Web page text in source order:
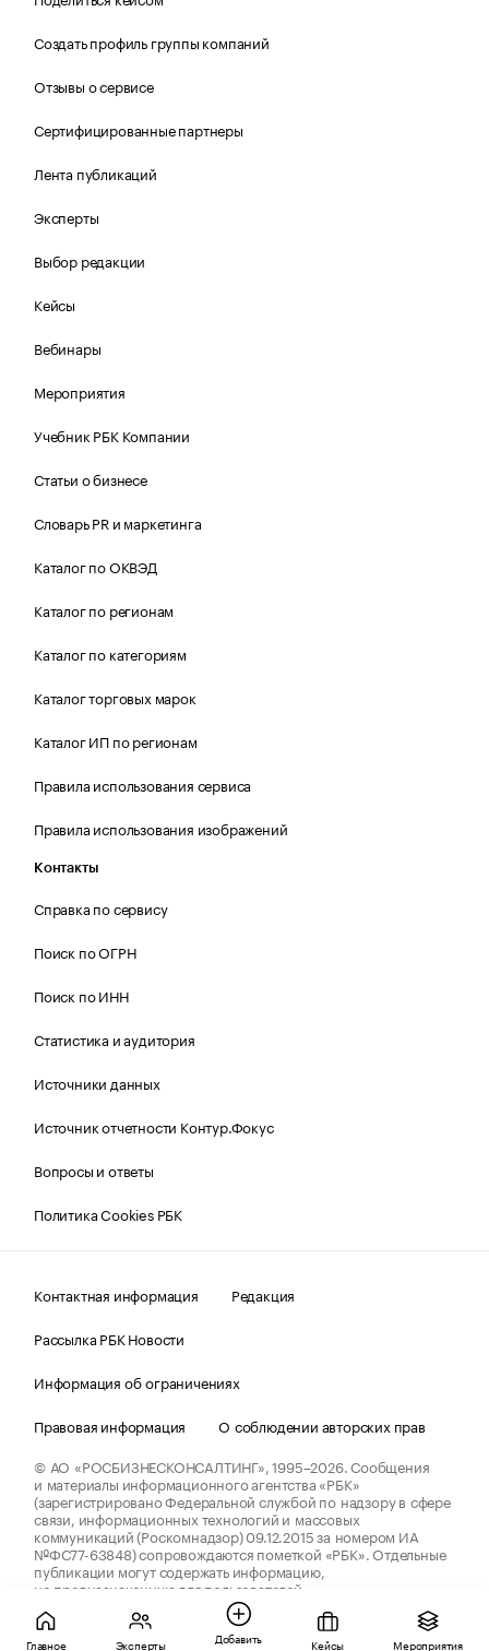
Создать профиль группы компаний
Отзывы о сервисе
Сертифицированные партнеры
Лента публикаций
Эксперты
Выбор редакции
Кейсы
Вебинары
Мероприятия
Учебник РБК Компании
Статьи о бизнесе
Словарь PR и маркетинга
Каталог по ОКВЭД
Каталог по регионам
Каталог по категориям
Каталог торговых марок
Каталог ИП по регионам
Правила использования сервиса
Правила использования изображений
Контакты
Справка по сервису
Поиск по ОГРН
Поиск по ИНН
Статистика и аудитория
Источники данных
Источник отчетности Контур.Фокус
Вопросы и ответы
Политика Cookies РБК
Контактная информация
Редакция
Рассылка РБК Новости
Информация об ограничениях
Правовая информация
О соблюдении авторских прав
© АО «РОСБИЗНЕСКОНСАЛТИНГ»,1995–2026. Сообщения
и материалы информационного агентства «РБК»
(зарегистрировано Федеральной службой по надзору в сфере
связи, информационных технологий и массовых
коммуникаций (Роскомнадзор) 09.12.2015 за номером ИА
№ФС77-63848) сопровождаются пометкой «РБК». Отдельные
публикации могут содержать информацию,
не предназначенную для пользователей
companycardsfeedback@rbc.ru
Главное Эксперты Добавить Кейсы Мероприятия